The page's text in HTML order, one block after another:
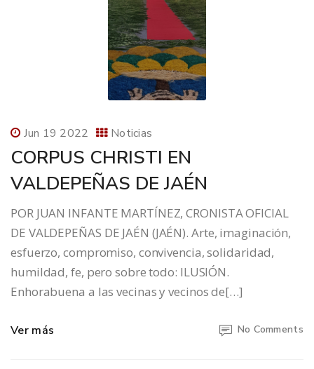
Jun 19 2022 Noticias
CORPUS CHRISTI EN
VALDEPEÑAS DE JAÉN
POR JUAN INFANTE MARTÍNEZ, CRONISTA OFICIAL
DE VALDEPEÑAS DE JAÉN (JAÉN). Arte, imaginación,
esfuerzo, compromiso, convivencia, solidaridad,
humildad, fe, pero sobre todo: ILUSIÓN.
Enhorabuena a las vecinas y vecinos de[…]
Ver más No Comments